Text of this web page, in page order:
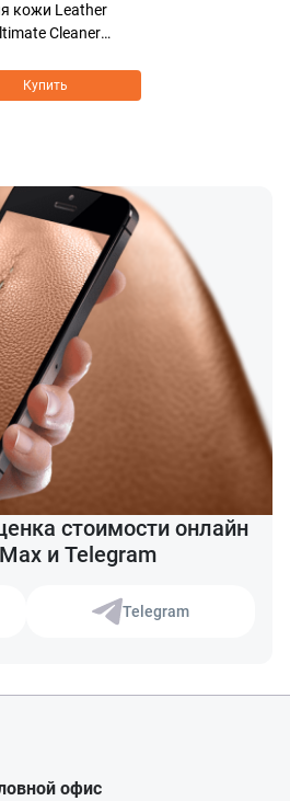
кожи Leather
Cleaner
Купить
стоимости онлайн
и Telegram
Telegram
офис